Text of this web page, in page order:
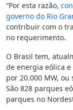
“Por esta razão,
governo do Rio
contribuir com o
no requerimento.
O Brasil tem,
de energia eólica
por 20.000 MW,
São 828 parques
parques no